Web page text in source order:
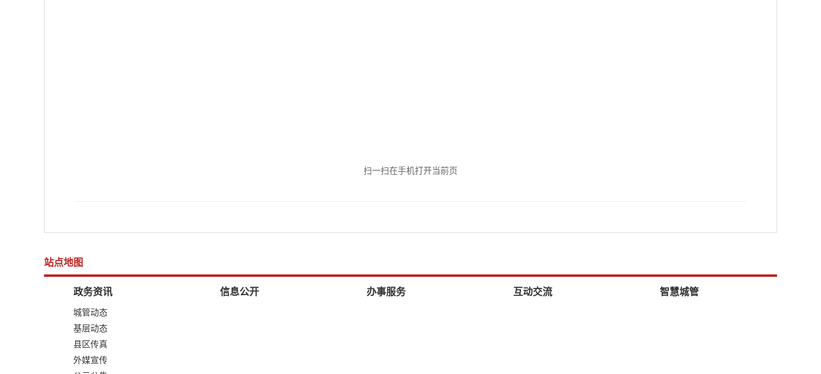
扫一扫在手机打开当前页
站点地图
政务资讯
城管动态
基层动态
县区传真
外媒宣传
信息公开 办事服务 互动交流 智慧城管